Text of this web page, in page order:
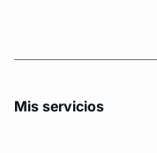
Mis servicios